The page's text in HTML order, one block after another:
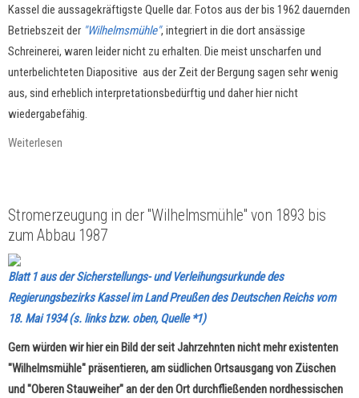
Kassel die aussagekräftigste Quelle dar. Fotos aus der bis 1962 dauernden
Betriebszeit der "Wilhelmsmühle", integriert in die dort ansässige
Schreinerei, waren leider nicht zu erhalten. Die meist unscharfen und
unterbelichteten Diapositive aus der Zeit der Bergung sagen sehr wenig
aus, sind erheblich interpretationsbedürftig und daher hier nicht
wiedergabefähig.
Weiterlesen
Stromerzeugung in der "Wilhelmsmühle" von 1893 bis
zum Abbau 1987
Blatt 1 aus der Sicherstellungs- und Verleihungsurkunde des
Regierungsbezirks Kassel im Land Preußen des Deutschen Reichs vom
18. Mai 1934 (s. links bzw. oben, Quelle *1)
Gern würden wir hier ein Bild der seit Jahrzehnten nicht mehr existenten
"Wilhelmsmühle" präsentieren, am südlichen Ortsausgang von Züschen
und "Oberen Stauweiher" an der den Ort durchfließenden nordhessischen